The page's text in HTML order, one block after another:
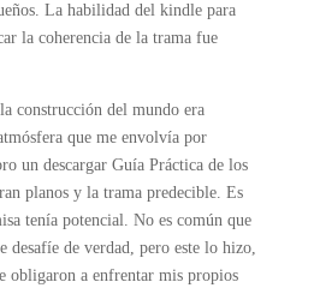
La habilidad del kindle para
la coherencia de la trama fue
construcción del mundo era
que me envolvía por
un descargar Guía Práctica de los
planos y la trama predecible. Es
tenía potencial. No es común que
desafíe de verdad, pero este lo hizo,
obligaron a enfrentar mis propios